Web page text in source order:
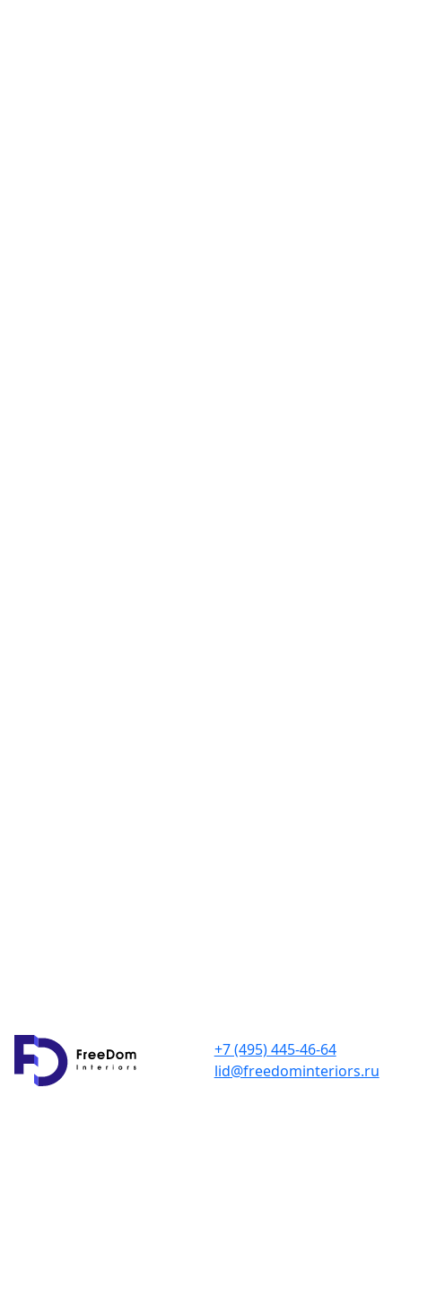
+7 (495) 445-46-64
lid@freedominteriors.ru